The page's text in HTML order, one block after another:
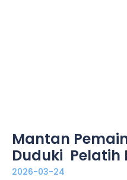
Mantan
Duduki Pelatih
2026-03-24